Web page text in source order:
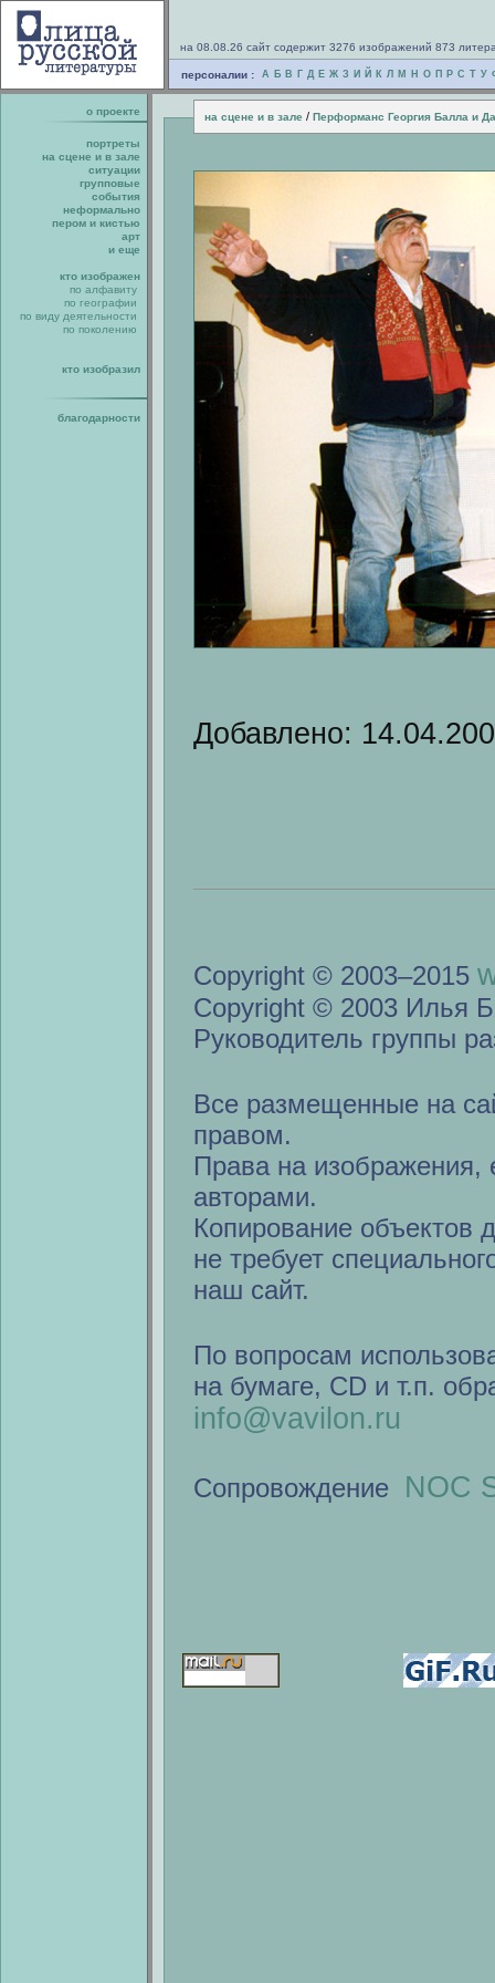
на 08.08.26 сайт содержит 3276 изображений 873
персоналии : А Б В Г Д Е Ж З И Й К Л М Н О П Р С Т У
о проекте на сцене и в зале / Перформанс Георгия Балла и
портреты
на сцене и в зале
ситуации
групповые
события
неформально
пером и кистью
арт
и еще
кто изображен
по алфавиту
по географии
по виду деятельности
по поколению
кто изобразил
благодарности
Добавлено:
Copyright © 2003–2015
Copyright © 2003 Илья
Руководитель группы
Все размещенные на
правом.
Права на изображения,
авторами.
Копирование объектов
не требует
наш сайт.
По вопросам
на бумаге, CD и т.п.
info@vavilon.ru
Сопровождение NOC